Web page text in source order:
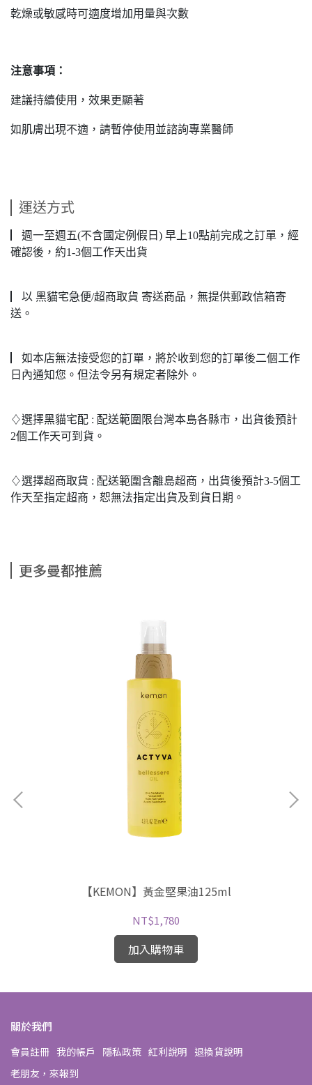
乾燥或敏感時可適度增加用量與次數
注意事項：
建議持續使用，效果更顯著
如肌膚出現不適，請暫停使用並諮詢專業醫師
運送方式
▏週一至週五(不含國定例假日) 早上10點前完成之訂單，經
確認後，約1-3個工作天出貨
▏以 黑貓宅急便/超商取貨 寄送商品，無提供郵政信箱寄
送。
▏如本店無法接受您的訂單，將於收到您的訂單後二個工作
日內通知您。但法令另有規定者除外。
♢選擇黑貓宅配 : 配送範圍限台灣本島各縣市，出貨後預計
2個工作天可到貨。
♢選擇超商取貨 : 配送範圍含離島超商，出貨後預計3-5個工
作天至指定超商，恕無法指定出貨及到貨日期。
更多曼都推薦
【KEMON】黃金堅果油125ml
NT$1,780
加入購物車
關於我們
會員註冊 我的帳戶 隱私政策 紅利說明 退換貨說明
老朋友，來報到